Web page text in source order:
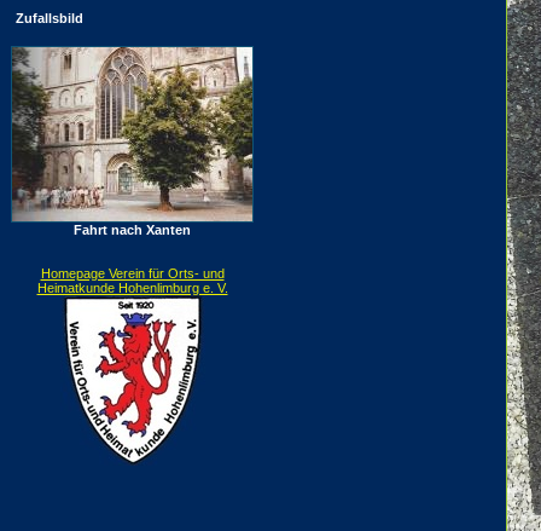
Zufallsbild
Fahrt nach Xanten
Homepage Verein für Orts- und
Heimatkunde Hohenlimburg e. V.